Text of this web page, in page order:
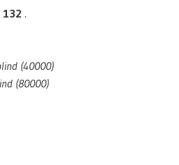
132 .
(40000)
(80000)